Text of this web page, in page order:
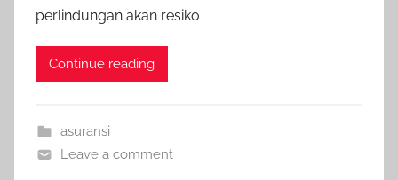
perlindungan akan resiko
Continue reading
asuransi
Leave a comment